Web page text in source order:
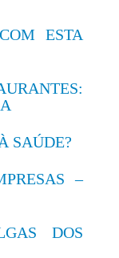
ESTA
SAÚDE?
–
DOS